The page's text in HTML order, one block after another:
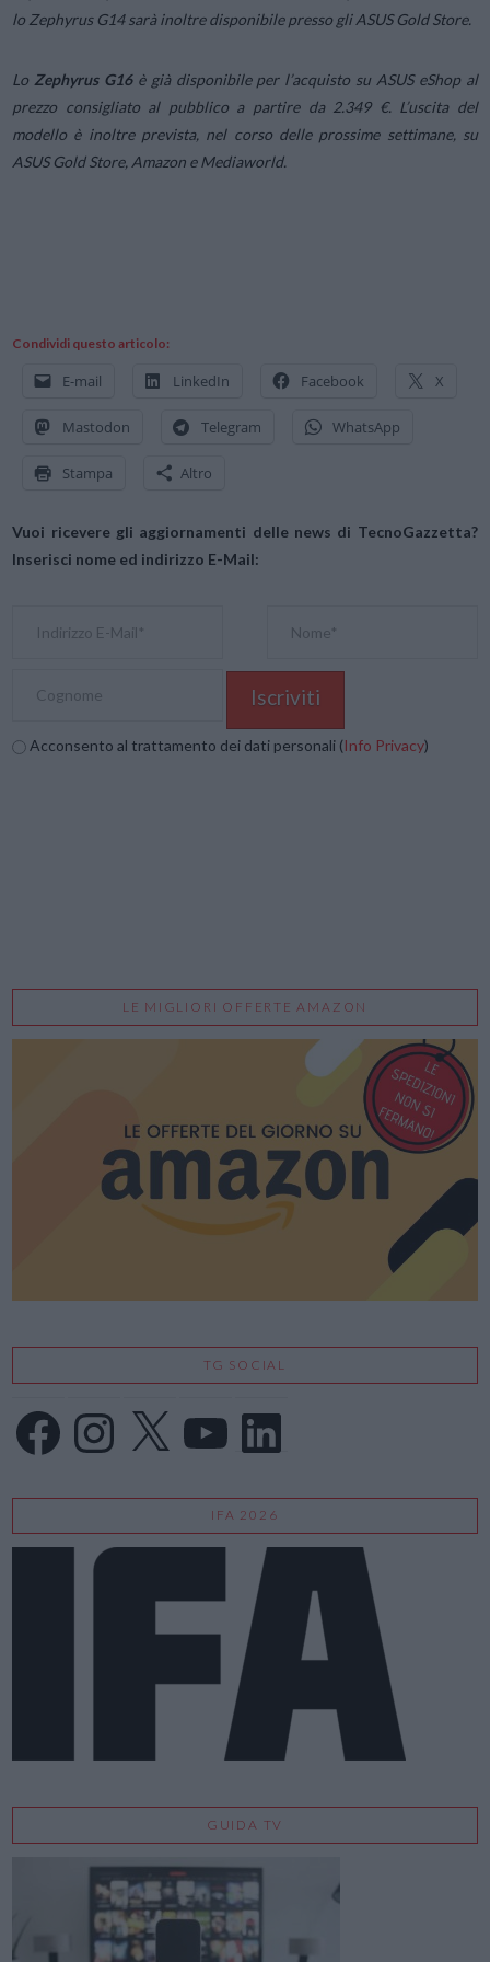
lo Zephyrus G14 sarà inoltre disponibile presso gli ASUS Gold Store.
Lo Zephyrus G16è già disponibile per l’acquisto su ASUS eShop al
prezzo consigliato al pubblico a partire da 2.349 €. L’uscita del
modello è inoltre prevista, nel corso delle prossime settimane, su
ASUS Gold Store, Amazon e Mediaworld.
Condividi questo articolo:
E-mail LinkedIn Facebook X
Mastodon Telegram WhatsApp
Stampa Altro
Vuoi ricevere gli aggiornamenti delle news di TecnoGazzetta?
Inserisci nome ed indirizzo E-Mail:
Acconsento al trattamento dei dati personali (Info Privacy)
LE MIGLIORI OFFERTE AMAZON
TG SOCIAL
FacebookInstagram
X LinkedIn
IFA 2026
GUIDA TV